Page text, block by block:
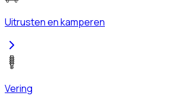
Uitrusten en kamperen
Vering